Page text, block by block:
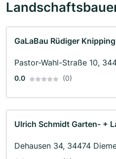
GaLaBau Rüdiger Knipping
Pastor-Wahl-Straße 10,
0.0 (0)
Ulrich Schmidt Garten- +
Dehausen 34, 34474